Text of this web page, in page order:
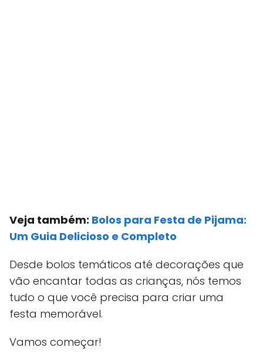
Veja também: Bolos para Festa de Pijama:
Um Guia Delicioso e Completo
Desde bolos temáticos até decorações que
vão encantar todas as crianças, nós temos
tudo o que você precisa para criar uma
festa memorável.
Vamos começar!